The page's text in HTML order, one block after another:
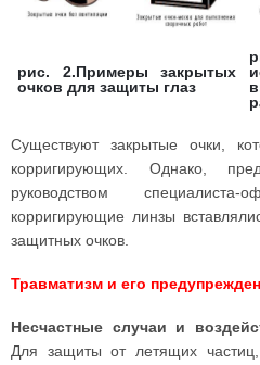
рис. 2.Примеры закрытых
очков для защиты глаз
Существуют закрытые очки,
корригирующих. Однако,
руководством специалиста-
корригирующие линзы
защитных очков.
Травматизм и его
Несчастные случаи и
Для защиты от летящих